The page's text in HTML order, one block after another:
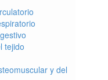
tejido
y del